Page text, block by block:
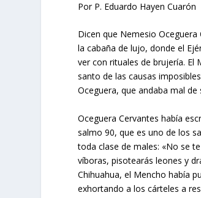
Por P. Eduardo Hayen Cuarón
Dicen que Nemesio
la cabaña de lujo, donde el
ver con rituales de brujería. El
santo de las causas
Oceguera, que andaba mal
Oceguera Cervantes había
salmo 90, que es uno de los
toda clase de males: «No se
víboras, pisotearás leones y
Chihuahua, el Mencho había
exhortando a los cárteles a